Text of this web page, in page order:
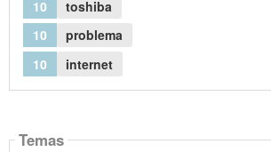
10
toshiba
10
problema
10
internet
Temas